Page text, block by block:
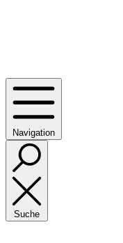
Navigation
Suche